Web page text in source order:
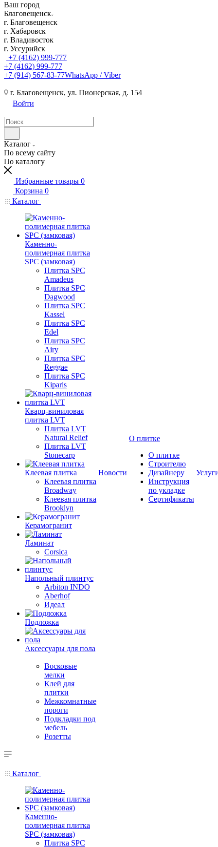
Ваш город
Благовещенск
г. Благовещенск
г. Хабаровск
г. Владивосток
г. Уссурийск
+7 (4162) 999-777
+7 (4162) 999-777
+7 (914) 567-83-77WhatsApp / Viber
г. Благовещенск, ул. Пионерская, д. 154
Войти
Каталог
По всему сайту
По каталогу
Избранные товары 0
Корзина 0
Каталог
Каменно-
полимерная плитка
SPC (замковая)
Плитка SPC
Amadeus
Плитка SPC
Dagwood
Плитка SPC
Kassel
Плитка SPC
Edel
Плитка SPC
Airy
Плитка SPC
Reggae
Плитка SPC
Kiparis
Кварц-виниловая
плитка LVT
Плитка LVT
Natural Relief
Плитка LVT
Stonecarp
Клеевая плитка
Клеевая плитка
Broadway
Клеевая плитка
Brooklyn
Керамогранит
Ламинат
Corsica
Напольный плинтус
Arbiton INDO
Aberhof
Идеал
Подложка
Аксессуары для пола
Восковые
мелки
Клей для
плитки
Межкомнатные
пороги
Подкладки под
мебель
Розетты
Новости
О плитке
О плитке
Строителю
Дизайнеру
Инструкция
по укладке
Сертификаты
Каталог
Каменно-
полимерная плитка
SPC (замковая)
Плитка SPC